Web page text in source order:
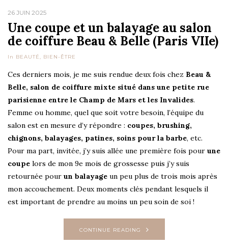
26 JUIN 2025
Une coupe et un balayage au salon
de coiffure Beau & Belle (Paris VIIe)
In BEAUTÉ BIEN-ÊTRE
Ces derniers mois, je me suis rendue deux fois chez Beau &
Belle, salon de coiffure mixte situé dans une petite rue
parisienne entre le Champ de Mars et les Invalides.
Femme ou homme, quel que soit votre besoin, l’équipe du
salon est en mesure d’y répondre : coupes, brushing,
chignons, balayages, patines, soins pour la barbe, etc.
Pour ma part, invitée, j’y suis allée une première fois pour une
coupe lors de mon 9e mois de grossesse puis j’y suis
retournée pour un balayage un peu plus de trois mois après
mon accouchement. Deux moments clés pendant lesquels il
est important de prendre au moins un peu soin de soi !
CONTINUE READING